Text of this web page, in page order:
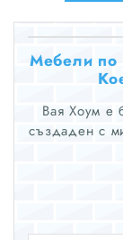
Мебели по
Вая Хоум е
създаден с
офис или
материи,